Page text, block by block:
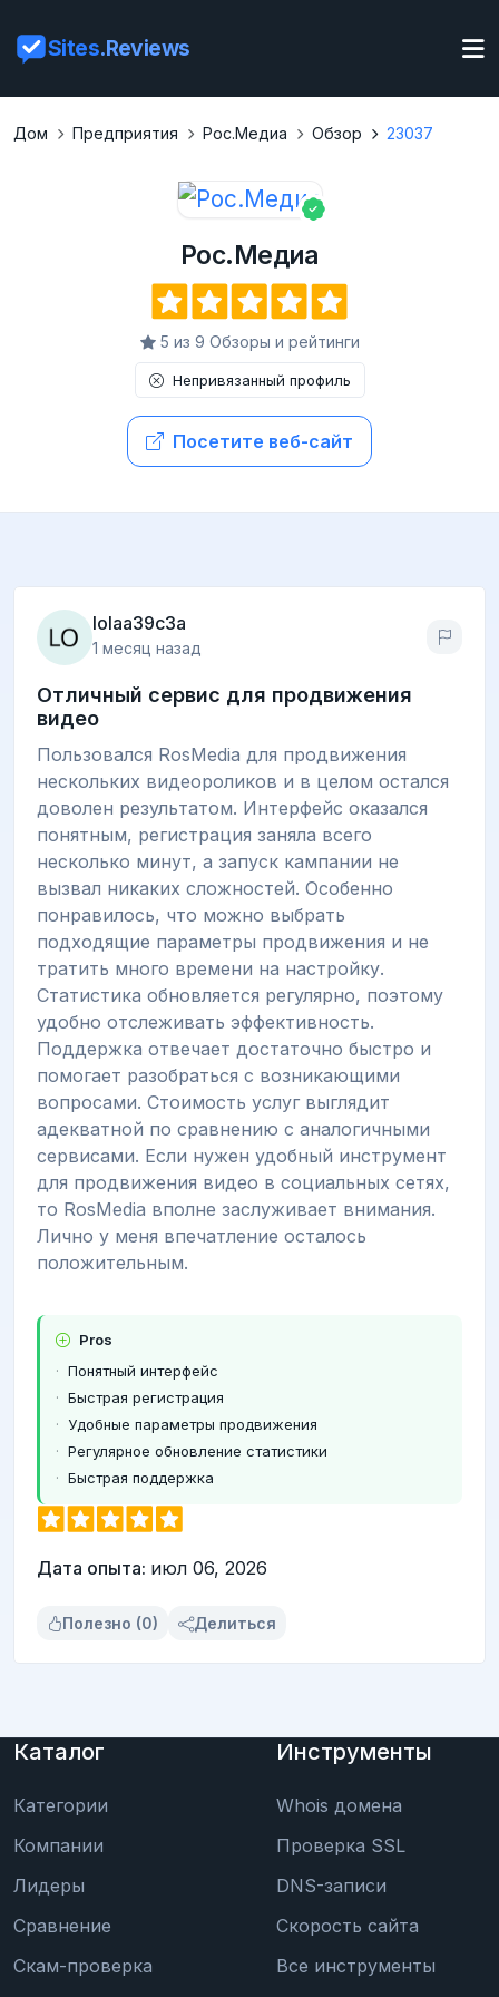
Sites.Reviews
Дом Предприятия Рос.Медиа Обзор 23037
Рос.Медиа
5 из 9 Обзоры и рейтинги
Непривязанный профиль
Посетите веб-сайт
lolaa39c3a
1 месяц назад
Отличный сервис для продвижения
видео
Пользовался RosMedia для продвижения
нескольких видеороликов и в целом остался
доволен результатом. Интерфейс оказался
понятным, регистрация заняла всего
несколько минут, а запуск кампании не
вызвал никаких сложностей. Особенно
понравилось, что можно выбрать
подходящие параметры продвижения и не
тратить много времени на настройку.
Статистика обновляется регулярно, поэтому
удобно отслеживать эффективность.
Поддержка отвечает достаточно быстро и
помогает разобраться с возникающими
вопросами. Стоимость услуг выглядит
адекватной по сравнению с аналогичными
сервисами. Если нужен удобный инструмент
для продвижения видео в социальных сетях,
то RosMedia вполне заслуживает внимания.
Лично у меня впечатление осталось
положительным.
Pros
Понятный интерфейс
Быстрая регистрация
Удобные параметры продвижения
Регулярное обновление статистики
Быстрая поддержка
Дата опыта: июл 06, 2026
Полезно (0) Делиться
Каталог
Категории
Компании
Лидеры
Сравнение
Скам-проверка
Инструменты
Whois домена
Проверка SSL
DNS-записи
Скорость сайта
Все инструменты